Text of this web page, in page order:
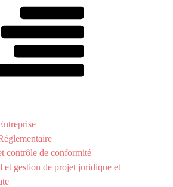
contrôle de conformité
et gestion de projet juridique et